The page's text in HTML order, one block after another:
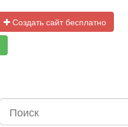
Создать сайт бесплатно